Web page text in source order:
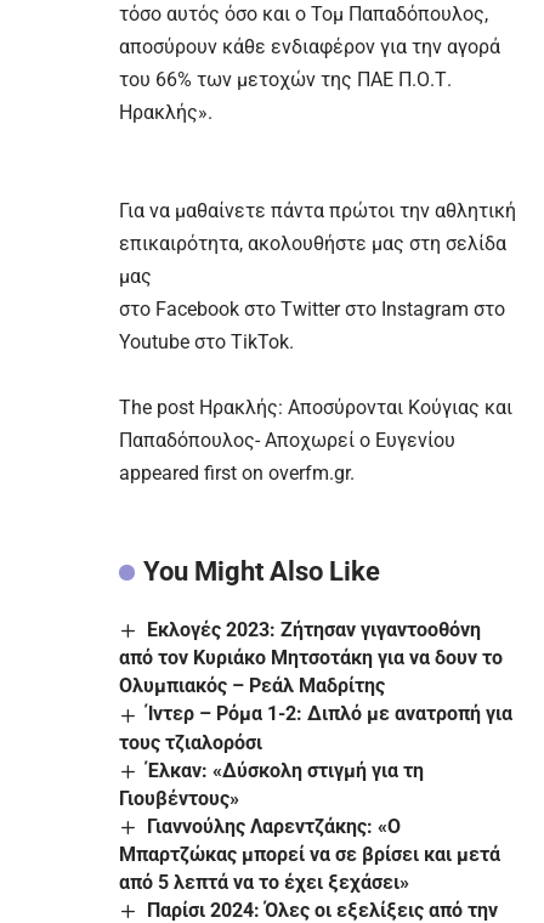
τόσο αυτός όσο και ο Τομ Παπαδόπουλος,
αποσύρουν κάθε ενδιαφέρον για την αγορά
του 66% των μετοχών της ΠΑΕ Π.Ο.Τ.
Ηρακλής».
Για να μαθαίνετε πάντα πρώτοι την αθλητική
επικαιρότητα, ακολουθήστε μας στη σελίδα
μας
στο Facebook στο Twitterστο Instagram στο
Youtube στο TikTok.
The post Ηρακλής: Αποσύρονται Κούγιας και
Παπαδόπουλος- Αποχωρεί ο Ευγενίου
appeared first on overfm.gr.
You Might Also Like
Εκλογές 2023: Ζήτησαν γιγαντοοθόνη
από τον Κυριάκο Μητσοτάκη για να δουν το
Ολυμπιακός – Ρεάλ Μαδρίτης
Ίντερ – Ρόμα 1-2: Διπλό με ανατροπή για
τους τζιαλορόσι
Έλκαν: «Δύσκολη στιγμή για τη
Γιουβέντους»
Γιαννούλης Λαρεντζάκης: «Ο
Μπαρτζώκας μπορεί να σε βρίσει και μετά
από 5 λεπτά να το έχει ξεχάσει»
Παρίσι 2024: Όλες οι εξελίξεις από την